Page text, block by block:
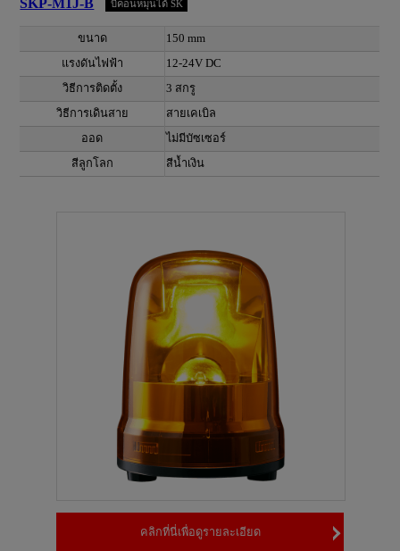
SKP-M1J-B บีคอนหมุนได้ SK
ขนาด
150 mm
แรงดันไฟฟ้า
12-24V DC
วิธีการติดตั้ง
3 สกรู
วิธีการเดินสาย
สายเคเบิล
ออด
ไม่มีบัซเซอร์
สีลูกโลก
สีน้ำเงิน
คลิกที่นี่เพื่อดูรายละเอียด